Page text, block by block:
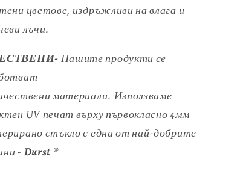
цветове, издръжливи на влага и
лъчи.
Нашите продукти се
материали. Използваме
UV печат върху първокласно 4мм
стъкло с една от най-добрите
- Durst ®